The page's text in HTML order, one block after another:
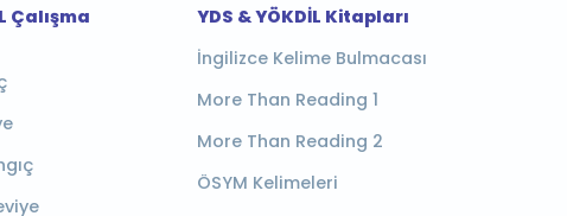
Çalışma
YDS & YÖKDİL Kitapları
İngilizce Kelime Bulmacası
More Than Reading 1
More Than Reading 2
ÖSYM Kelimeleri